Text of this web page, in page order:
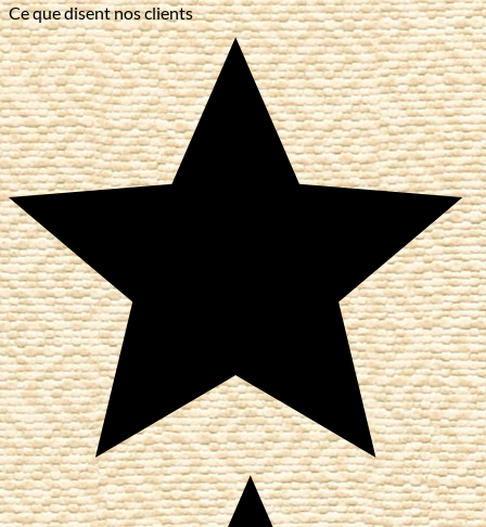
Ce que disent nos clients